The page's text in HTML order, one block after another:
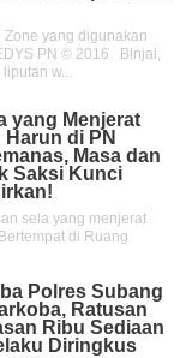
Zone yang digunakan
PN © 2016 Binjai,
w...
yang Menjerat
di PN
Masa dan
Saksi Kunci
sela yang menjerat
di Ruang
Polres Subang
Ratusan
Ribu Sediaan
Diringkus